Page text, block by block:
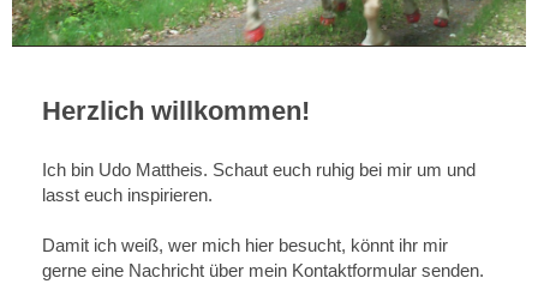
Herzlich willkommen!
Ich bin Udo Mattheis. Schaut euch ruhig bei mir um und
lasst euch inspirieren.
Damit ich weiß, wer mich hier besucht, könnt ihr mir
gerne eine Nachricht über mein Kontaktformular senden.